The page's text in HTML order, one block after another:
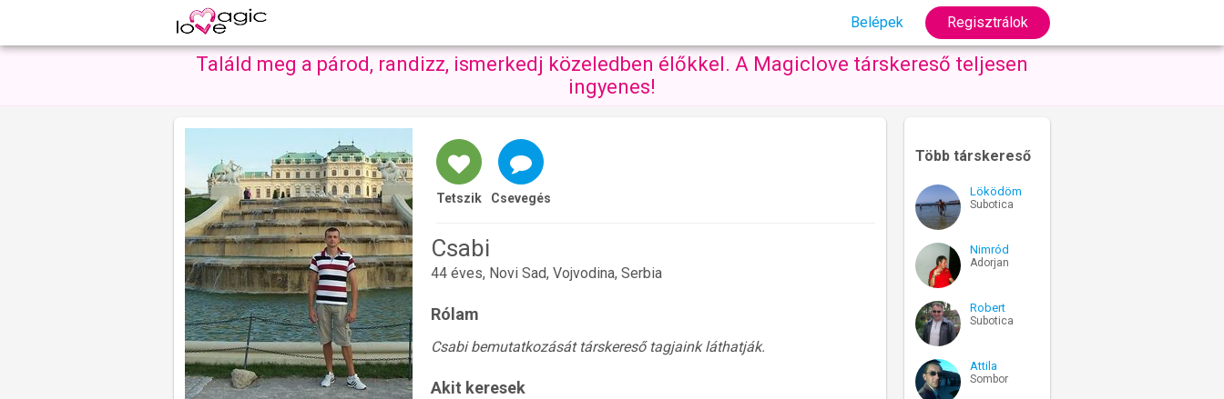
Belépek Regisztrálok
Találd meg a párod, randizz, ismerkedj közeledben élőkkel. A Magiclove társkereső teljesen
ingyenes!
Tetszik Csevegés
Csabi
44 éves, Novi Sad, Vojvodina, Serbia
Rólam
Csabi bemutatkozását társkereső tagjaink láthatják.
Akit keresek
Több társkereső
Löködöm
Subotica
Nimród
Adorjan
Robert
Subotica
Attila
Sombor